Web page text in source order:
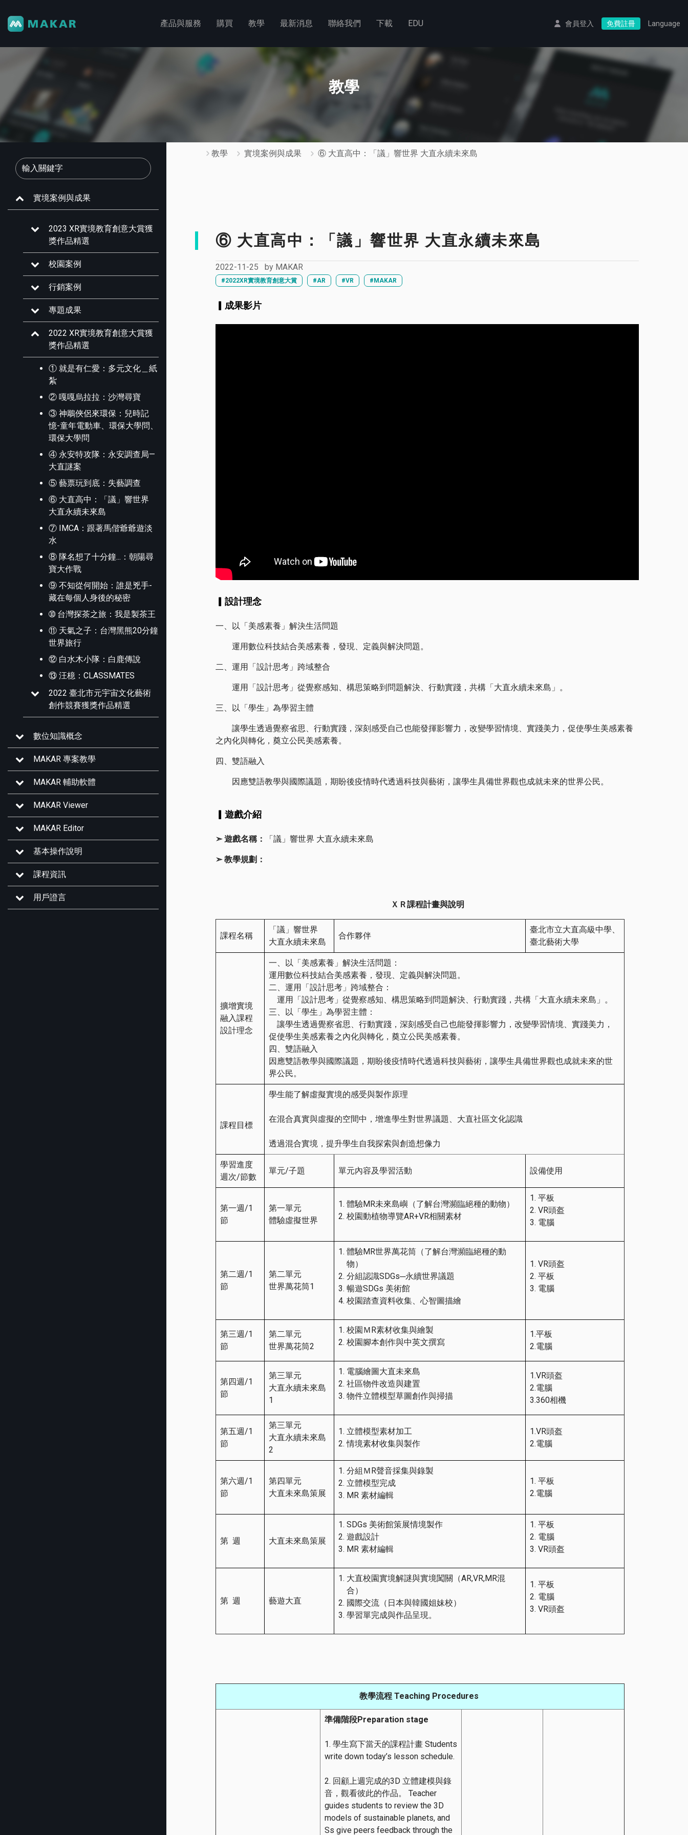
產品與服務 購買 教學 最新消息 聯絡我們 下載 EDU 會員登入 免費註冊 Language
教學
實境案例與成果
2023 XR實境教育創意大賞獲
獎作品精選
校園案例
行銷案例
專題成果
2022 XR實境教育創意大賞獲
獎作品精選
① 就是有仁愛：多元文化＿紙
紮
② 嘎嘎烏拉拉：沙灣尋寶
③ 神鵰俠侶來環保：兒時記
憶-童年電動車、環保大學問、
環保大學問
④ 永安特攻隊：永安調查局—
大直謎案
⑤ 藝票玩到底：失藝調查
⑥ 大直高中：「議」響世界
大直永續未來島
⑦ IMCA：跟著馬偕爺爺遊淡
水
⑧ 隊名想了十分鐘...：朝陽尋
寶大作戰
⑨ 不知從何開始：誰是兇手-
藏在每個人身後的秘密
➉ 台灣探茶之旅：我是製茶王
⑪ 天氣之子：台灣黑熊20分鐘
世界旅行
⑫ 白水木小隊：白鹿傳說
⑬ 汪檍：CLASSMATES
2022 臺北市元宇宙文化藝術
創作競賽獲獎作品精選
數位知識概念
MAKAR 專案教學
MAKAR 輔助軟體
MAKAR Viewer
MAKAR Editor
基本操作說明
課程資訊
用戶證言
教學 實境案例與成果 ⑥ 大直高中：「議」響世界 大直永續未來島
⑥ 大直高中：「議」響世界 大直永續未來島
2022-11-25 by MAKAR
#2022XR實境教育創意大賞 #AR #VR #MAKAR
▎成果影片
▎設計理念
一、以「美感素養」解決生活問題
運用數位科技結合美感素養，發現、定義與解決問題。
二、運用「設計思考」跨域整合
運用「設計思考」從覺察感知、構思策略到問題解決、行動實踐，共構「大直永續未來島」。
三、以「學生」為學習主體
讓學生透過覺察省思、行動實踐，深刻感受自己也能發揮影響力，改變學習情境、實踐美力，促使學生美感素養
之內化與轉化，奠立公民美感素養。
四、雙語融入
因應雙語教學與國際議題，期盼後疫情時代透過科技與藝術，讓學生具備世界觀也成就未來的世界公民。
▎遊戲介紹
➣ 遊戲名稱： 「議」響世界 大直永續未來島
➣ 教學規劃：
ＸＲ課程計畫與說明
課程名稱
「議」響世界
大直永續未來島
合作夥伴
臺北市立大直高級中學、
臺北藝術大學
擴增實境
融入課程
設計理念
一、以「美感素養」解決生活問題：
運用數位科技結合美感素養，發現、定義與解決問題。
二、運用「設計思考」跨域整合：
運用「設計思考」從覺察感知、構思策略到問題解決、行動實踐，共構「大直永續未來島」。
三、以「學生」為學習主體：
讓學生透過覺察省思、行動實踐，深刻感受自己也能發揮影響力，改變學習情境、實踐美力，
促使學生美感素養之內化與轉化，奠立公民美感素養。
四、雙語融入
因應雙語教學與國際議題，期盼後疫情時代透過科技與藝術，讓學生具備世界觀也成就未來的世
界公民。
課程目標
學生能了解虛擬實境的感受與製作原理
在混合真實與虛擬的空間中，增進學生對世界議題、大直社區文化認識
透過混合實境，提升學生自我探索與創造想像力
學習進度
週次/節數
單元/子題 單元內容及學習活動 設備使用
第一週/1
節
第一單元
體驗虛擬世界
體驗MR未來島嶼（了解台灣瀕臨絕種的動物）
校園動植物導覽AR+VR相關素材
平板
VR頭盔
電腦
第二週/1
節
第二單元
世界萬花筒1
體驗MR世界萬花筒（了解台灣瀕臨絕種的動
物）
分組認識SDGs─永續世界議題
暢遊SDGs 美術館
校園踏查資料收集、心智圖描繪
VR頭盔
平板
電腦
第三週/1
節
第二單元
世界萬花筒2
校園ＭR素材收集與繪製
校園腳本創作與中英文撰寫
1.平板
2.電腦
第四週/1
節
第三單元
大直永續未來島
1
電腦繪圖大直未來島
社區物件改造與建置
物件立體模型草圖創作與掃描
1.VR頭盔
2.電腦
3.360相機
第五週/1
節
第三單元
大直永續未來島
2
1. 立體模型素材加工
2. 情境素材收集與製作
1.VR頭盔
2.電腦
第六週/1
節
第四單元
大直未來島策展
分組ＭR聲音採集與錄製
立體模型完成
MR 素材編輯
1. 平板
2.電腦
第 週 大直未來島策展
SDGs 美術館策展情境製作
遊戲設計
MR 素材編輯
平板
電腦
VR頭盔
第 週 藝遊大直
大直校園實境解謎與實境闖關（AR,VR,MR混
合）
國際交流（日本與韓國姐妹校）
學習單完成與作品呈現。
平板
電腦
VR頭盔
教學流程 Teaching Procedures
準備階段Preparation stage
1. 學生寫下當天的課程計畫 Students
write down today’s lesson schedule.
2. 回顧上週完成的3D 立體建模與錄
音，觀看彼此的作品。 Teacher
guides students to review the 3D
models of sustainable planets, and
Ss give peers feedback through the